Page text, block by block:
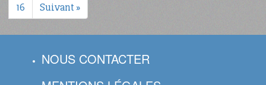
16
Suivant »
NOUS CONTACTER